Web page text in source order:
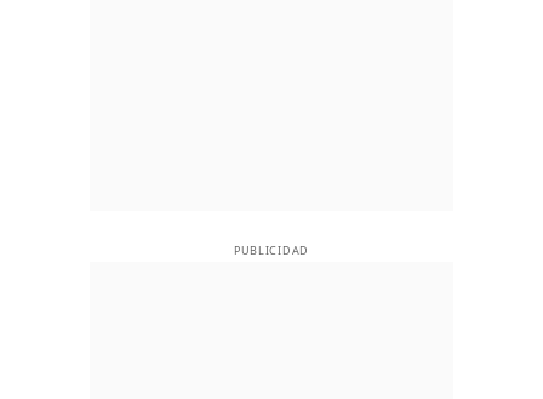
PUBLICIDAD